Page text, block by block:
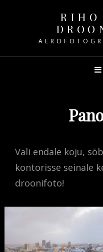
Vali endale koju,
kontorisse seinale
droonifoto!